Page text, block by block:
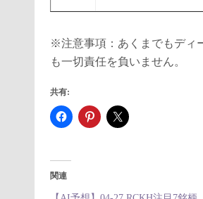
※注意事項：あくまでもディ
も一切責任を負いません。
共有:
関連